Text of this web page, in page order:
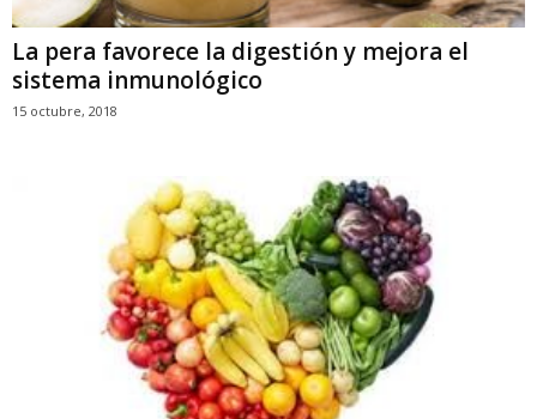
La pera favorece la digestión y mejora el
sistema inmunológico
15 octubre, 2018